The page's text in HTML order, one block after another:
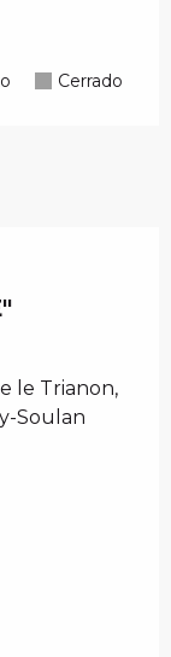
Cerrado
le Trianon,
Soulan